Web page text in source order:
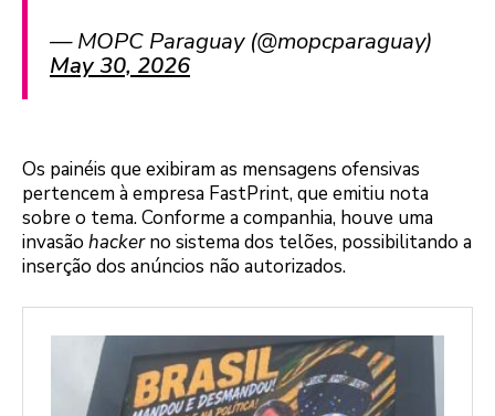
— MOPC Paraguay (@mopcparaguay)
May 30, 2026
Os painéis que exibiram as mensagens ofensivas
pertencem à empresa FastPrint, que emitiu nota
sobre o tema. Conforme a companhia, houve uma
invasão hackerno sistema dos telões, possibilitando a
inserção dos anúncios não autorizados.